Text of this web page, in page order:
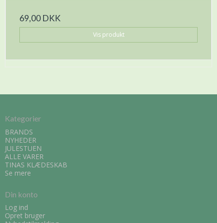
69,00 DKK
Vis produkt
Kategorier
BRANDS
NYHEDER
JULESTUEN
ALLE VARER
TINAS KLÆDESKAB
Se mere
Din konto
Log ind
Opret bruger